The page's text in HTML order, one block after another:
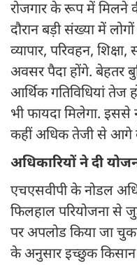
रोजगार के रूप में मिलने
दौरान बड़ी संख्या में
व्यापार, परिवहन,
अवसर पैदा होंगे. बेहतर
आर्थिक गतिविधियां तेज
भी फायदा मिलेगा.
कहीं अधिक तेजी से आगे
अधिकारियों ने दी
एचएसवीपी के नोडल
फिलहाल परियोजना से
पर अपलोड किया जा
के अनुसार इच्छुक